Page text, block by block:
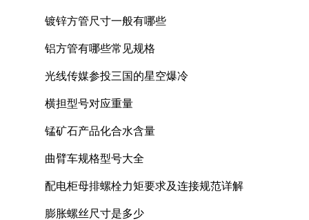
镀锌方管尺寸一般有哪些
铝方管有哪些常见规格
光线传媒参投三国的星空爆冷
横担型号对应重量
锰矿石产品化合水含量
曲臂车规格型号大全
配电柜母排螺栓力矩要求及连接规范详解
膨胀螺丝尺寸是多少